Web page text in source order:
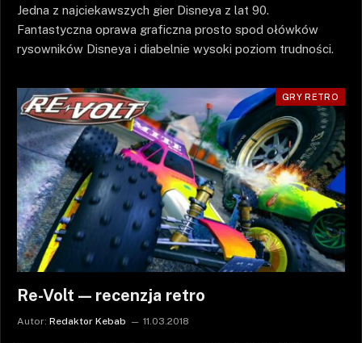
Jedna z najciekawszych gier Disneya z lat 90.
Fantastyczna oprawa graficzna prosto spod ołówków
rysowników Disneya i diabelnie wysoki poziom trudności.
GRY RETRO
Re-Volt — recenzja retro
Autor: Redaktor Kebab 11.03.2018